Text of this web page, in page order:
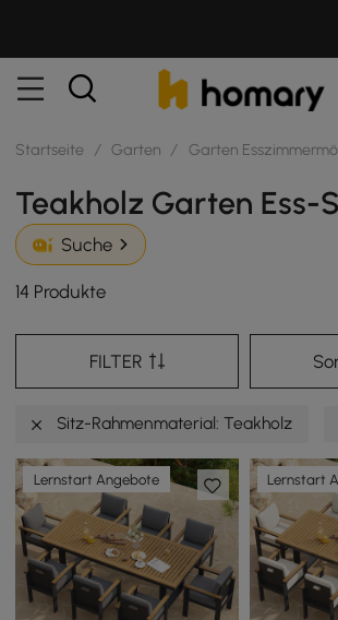
Startseite / Garten / Garten
Teakholz Garten Ess-
Suche
14 Produkte
FILTER
Sitz-Rahmenmaterial: Teakholz
Lernstart Angebote Lernstart